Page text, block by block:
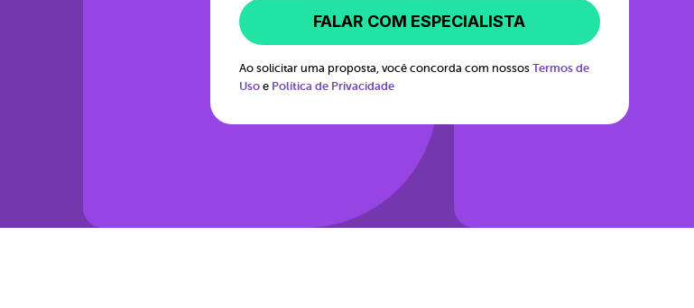
FALAR COM ESPECIALISTA
Ao solicitar uma proposta, você concorda com nossos Termos de
Uso e Política de Privacidade